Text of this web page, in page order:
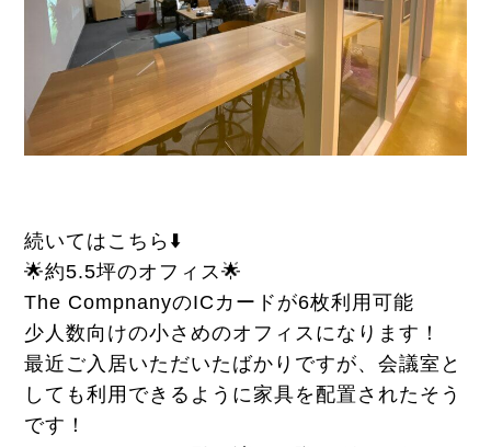
続いてはこちら⬇️
🌟約5.5坪のオフィス🌟
The CompnanyのICカードが6枚利用可能
少人数向けの小さめのオフィスになります！
最近ご入居いただいたばかりですが、会議室と
しても利用できるように家具を配置されたそう
です！